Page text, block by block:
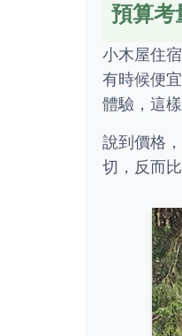
預算考
小木屋住
有時候便
體驗，這
說到價格
切，反而